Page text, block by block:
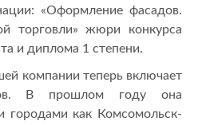
«Оформление фасадов.
торговли» жюри конкурса
и диплома 1 степени.
компании теперь включает
В прошлом году она
городами как Комсомольск-